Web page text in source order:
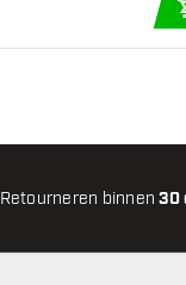
Retourneren binnen30